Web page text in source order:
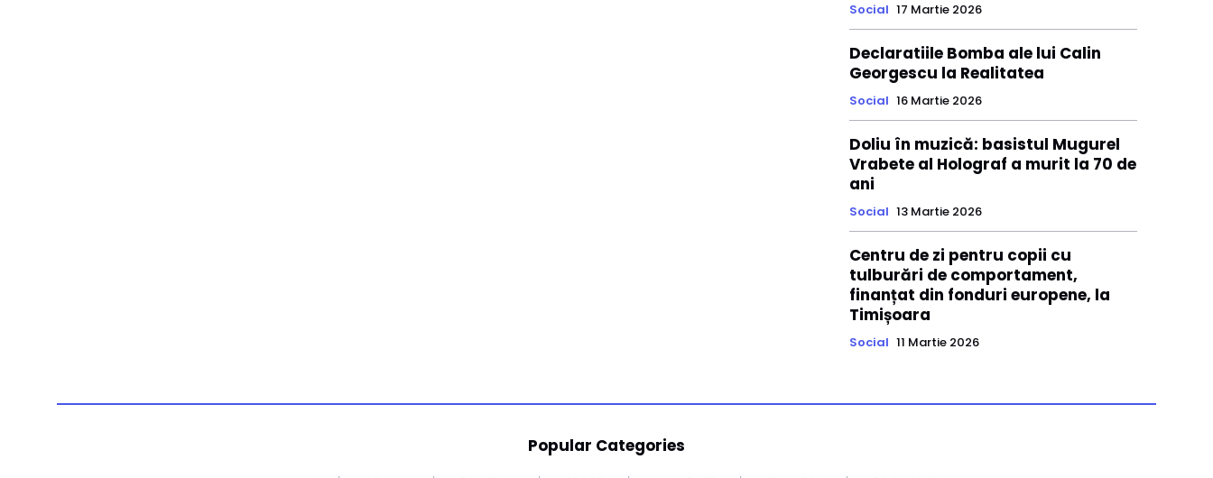
Social 17 Martie 2026
Declaratiile Bomba ale lui Calin
Georgescu la Realitatea
Social 16 Martie 2026
Doliu în muzică: basistul Mugurel
Vrabete al Holograf a murit la 70 de
ani
Social 13 Martie 2026
Centru de zi pentru copii cu
tulburări de comportament,
finanțat din fonduri europene, la
Timișoara
Social 11 Martie 2026
Popular Categories